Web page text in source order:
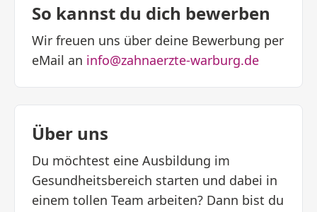
So kannst du dich bewerben
Wir freuen uns über deine Bewerbung per
eMail an info@zahnaerzte-warburg.de
Über uns
Du möchtest eine Ausbildung im
Gesundheitsbereich starten und dabei in
einem tollen Team arbeiten? Dann bist du